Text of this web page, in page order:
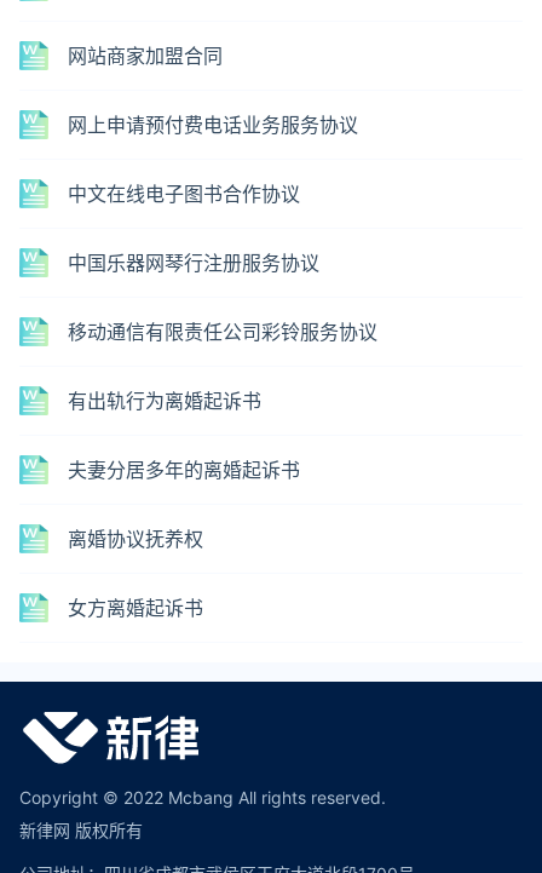
网站商家加盟合同
网上申请预付费电话业务服务协议
中文在线电子图书合作协议
中国乐器网琴行注册服务协议
移动通信有限责任公司彩铃服务协议
有出轨行为离婚起诉书
夫妻分居多年的离婚起诉书
离婚协议抚养权
女方离婚起诉书
Copyright © 2022 Mcbang All rights reserved.
新律网 版权所有